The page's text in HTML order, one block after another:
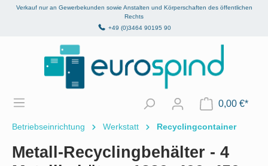
springen
Verkauf nur an Gewerbekunden sowie Anstalten und Körperschaften des öffentlichen
Rechts
+49 (0)3464 90195 90
0,00 €*
Betriebseinrichtung Werkstatt Recyclingcontainer
Metall-Recyclingbehälter - 4